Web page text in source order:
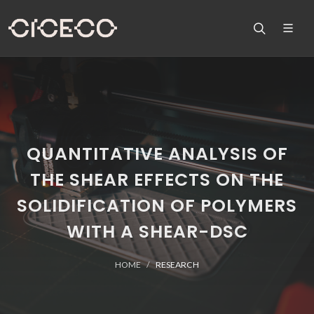
QUANTITATIVE ANALYSIS OF
THE SHEAR EFFECTS ON THE
SOLIDIFICATION OF POLYMERS
WITH A SHEAR-DSC
HOME RESEARCH